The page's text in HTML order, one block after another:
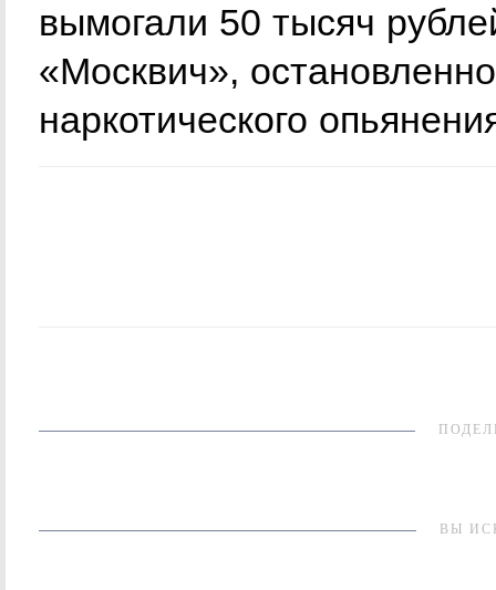
вымогали 50 тысяч
«Москвич»,
наркотического
ВЫ